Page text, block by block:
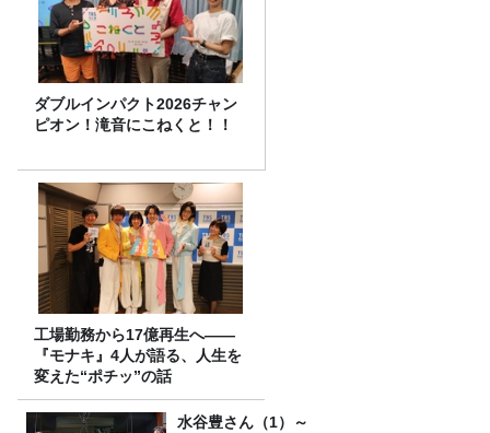
ダブルインパクト2026チャン
ピオン！滝音にこねくと！！
工場勤務から17億再生へ——
『モナキ』4人が語る、人生を
変えた“ポチッ”の話
水谷豊さん（1）～